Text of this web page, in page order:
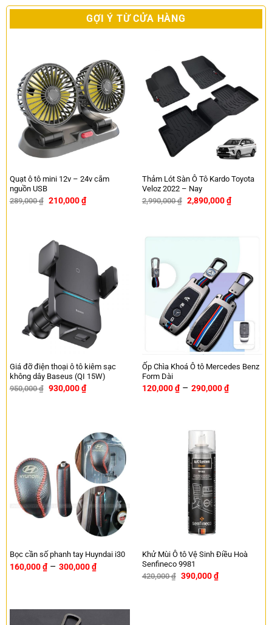
GỢI Ý TỪ CỬA HÀNG
Quạt ô tô mini 12v – 24v cắm
nguồn USB
289,000₫ 210,000₫
Thảm Lót Sàn Ô Tô Kardo Toyota
Veloz 2022 – Nay
2,990,000₫ 2,890,000₫
Giá đỡ điện thoại ô tô kiêm sạc
không dây Baseus (QI 15W)
950,000₫ 930,000₫
Ốp Chìa Khoá Ô tô Mercedes Benz
Form Dài
120,000₫ – 290,000₫
Bọc cần số phanh tay Huyndai i30
160,000₫ – 300,000₫
Khử Mùi Ô tô Vệ Sinh Điều Hoà
Senfineco 9981
420,000₫ 390,000₫